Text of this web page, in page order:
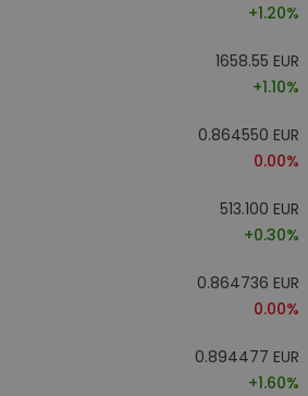
+1.20%
1658.55 EUR
+1.10%
0.864550 EUR
0.00%
513.100 EUR
+0.30%
0.864736 EUR
0.00%
0.894477 EUR
+1.60%